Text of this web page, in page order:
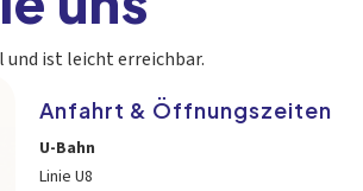
ist leicht erreichbar.
Anfahrt & Öffnungszeiten
U-Bahn
Linie U8